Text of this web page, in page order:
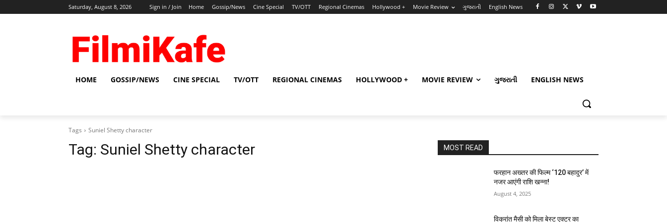
Saturday, August 8, 2026 Sign in / Join Home Gossip/News Cine Special TV/OTT Regional Cinemas Hollywood + Movie Review ગુજરાતી English News
HOME GOSSIP/NEWS CINE SPECIAL TV/OTT REGIONAL CINEMAS HOLLYWOOD + MOVIE REVIEW ગુજરાતી ENGLISH NEWS
Tags Suniel Shetty character
Tag: Suniel Shetty character MOST READ
फरहान अख्तर की फिल्म ‘120 बहादुर’ में
नजर आएंगी राशि खन्ना!
August 4, 2025
विक्रांत मैसी को मिला बेस्ट एक्टर का